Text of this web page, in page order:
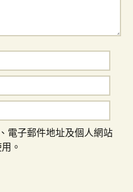
電子郵件地址及個人網站
。